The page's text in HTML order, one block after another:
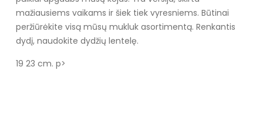
mažiausiems vaikams ir šiek tiek vyresniems. Būtinai
peržiūrėkite visą mūsų mukluk asortimentą. Renkantis
dydį, naudokite dydžių lentelę.
19 23 cm. p>